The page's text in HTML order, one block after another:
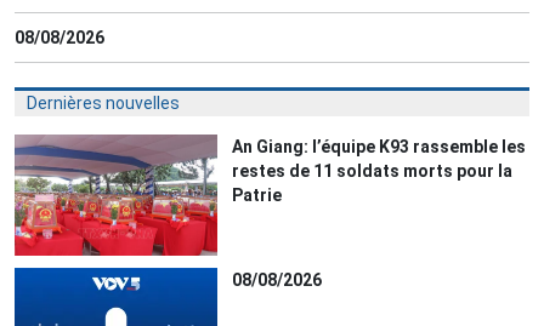
08/08/2026
Dernières nouvelles
An Giang: l’équipe K93 rassemble les
restes de 11 soldats morts pour la
Patrie
08/08/2026